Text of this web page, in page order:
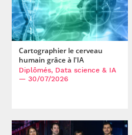
Cartographier le cerveau
humain grâce à l'IA
Diplômés, Data science & IA
— 30/07/2026